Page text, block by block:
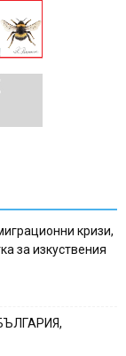
кризи,
за изкуствения